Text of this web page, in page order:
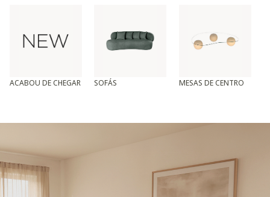
ACABOU DE CHEGAR SOFÁS MESAS DE CENTRO